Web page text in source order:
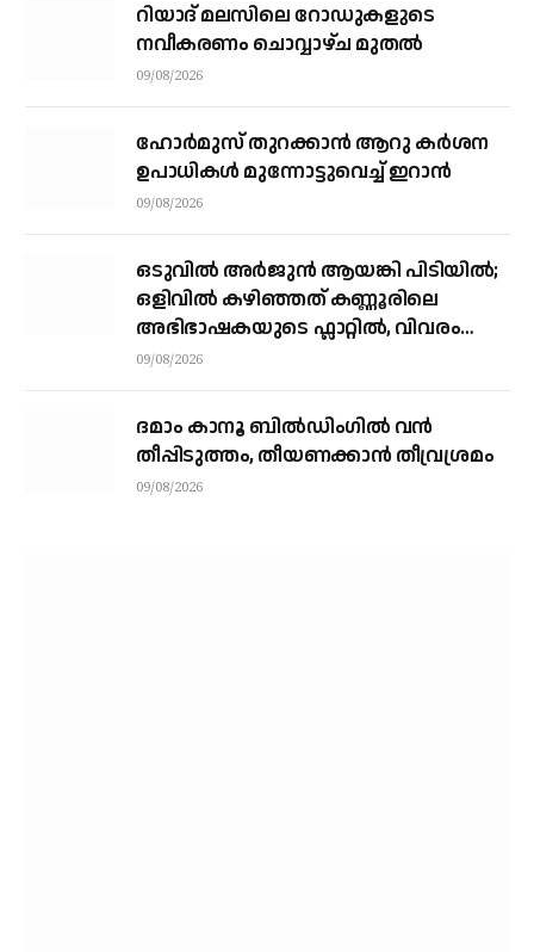
റിയാദ് മലസിലെ റോഡുകളുടെ
നവീകരണം ചൊവ്വാഴ്ച മുതല്‍
09/08/2026
ഹോർമുസ് തുറക്കാൻ ആറു കർശന
ഉപാധികൾ മുന്നോട്ടുവെച്ച് ഇറാൻ
09/08/2026
ഒടുവിൽ അർജുൻ ആയങ്കി പിടിയിൽ;
ഒളിവിൽ കഴിഞ്ഞത് കണ്ണൂരിലെ
അഭിഭാഷകയുടെ ഫ്ലാറ്റിൽ, വിവരം
നൽകിയത് ഓട്ടോ ഡ്രൈവർ
09/08/2026
ദമാം കാനൂ ബിൽഡിംഗിൽ വൻ
തീപ്പിടുത്തം, തീയണക്കാൻ തീവ്രശ്രമം
09/08/2026